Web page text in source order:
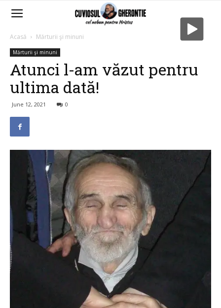
Acasă Mărturii şi minuni
Mărturii şi minuni
Atunci l-am văzut pentru
ultima dată!
June 12, 2021 0